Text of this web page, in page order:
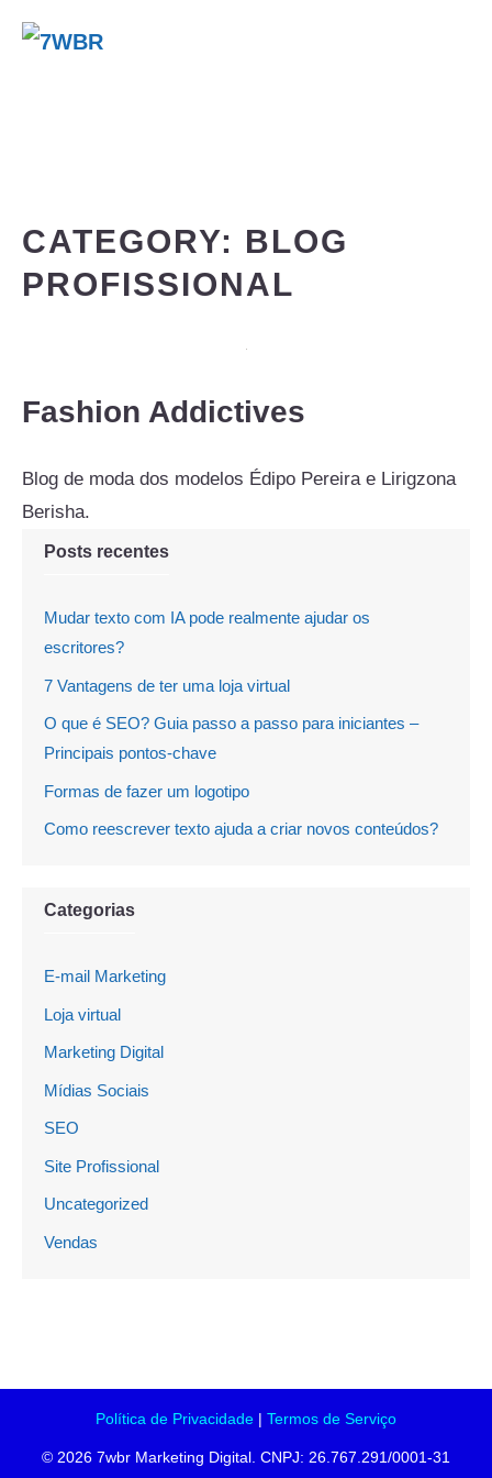
CATEGORY: BLOG
PROFISSIONAL
Fashion Addictives
Blog de moda dos modelos Édipo Pereira e Lirigzona
Berisha.
Posts recentes
Mudar texto com IA pode realmente ajudar os
escritores?
7 Vantagens de ter uma loja virtual
O que é SEO? Guia passo a passo para iniciantes –
Principais pontos-chave
Formas de fazer um logotipo
Como reescrever texto ajuda a criar novos conteúdos?
Categorias
E-mail Marketing
Loja virtual
Marketing Digital
Mídias Sociais
SEO
Site Profissional
Uncategorized
Vendas
Política de Privacidade | Termos de Serviço
© 2026 7wbr Marketing Digital. CNPJ: 26.767.291/0001-31